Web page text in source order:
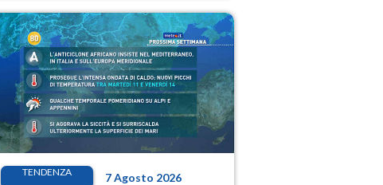
d’Italia
TENDENZA 7 Agosto 2026